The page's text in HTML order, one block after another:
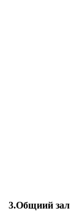
3.Общиий зал